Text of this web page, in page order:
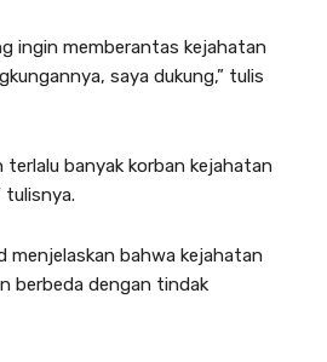
ingin memberantas kejahatan
saya dukung,” tulis
terlalu banyak korban kejahatan
tulisnya.
menjelaskan bahwa kejahatan
berbeda dengan tindak